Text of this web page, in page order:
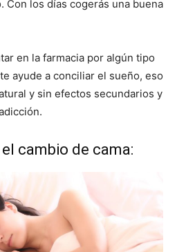
Con los días cogerás una buena
en la farmacia por algún tipo
ayude a conciliar el sueño, eso
y sin efectos secundarios y
cambio de cama: